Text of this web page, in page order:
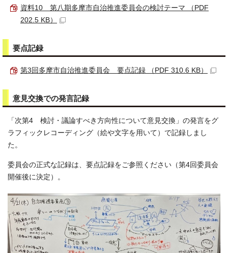
資料10 第八期多摩市自治推進委員会の検討テーマ （PDF
202.5 KB）
要点記録
第3回多摩市自治推進委員会 要点記録 （PDF 310.6 KB）
意見交換での発言記録
「次第4 検討・議論すべき方向性について意見交換」の発言をグ
ラフィックレコーディング（絵や文字を用いて）で記録しまし
た。
委員会の正式な記録は、要点記録をご参照ください（第4回委員会
開催後に決定）。